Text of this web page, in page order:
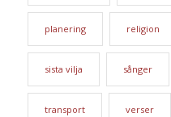
planering religion
sista vilja sånger
transport verser